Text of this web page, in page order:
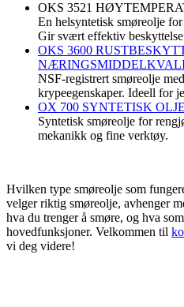
OKS 3521
En helsyntetisk smøreolje
Gir svært effektiv
OKS 3600
NSF-registrert smøreolje
krypeegenskaper. Ideell for
OX 700 SYNTETISK OLJE
Syntetisk smøreolje for
mekanikk og fine verktøy.
Hvilken type smøreolje som
velger riktig smøreolje, avhenger
hva du trenger å smøre, og hva
hovedfunksjoner. Velkommen til
vi deg videre!